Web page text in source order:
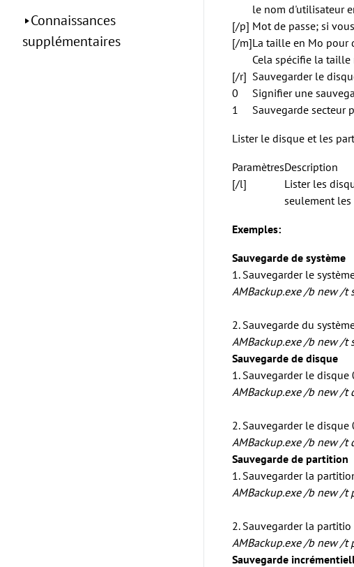
Connaissances
supplémentaires
le nom d'utilisateur
[/p] Mot de passe; si
[/m]La taille en Mo pour
Cela spécifie la
[/r] Sauvegarder le
0
Signifier une
1
Sauvegarde secteur
Lister le disque et les
ParamètresDescription
[/l]
Lister les
seulement les
Exemples:
Sauvegarde de système
1. Sauvegarder le
AMBackup.exe /b new/t
2. Sauvegarde du
AMBackup.exe /b new/t
Sauvegarde de disque
1. Sauvegarder le disque
AMBackup.exe /b new /t
2. Sauvegarder le disque
AMBackup.exe /b new /t
Sauvegarde de partition
1. Sauvegarder la
AMBackup.exe /b new /t
2. Sauvegarder la partitio
AMBackup.exe /b new /t
Sauvegarde